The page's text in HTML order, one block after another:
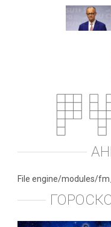
File engine/modules/